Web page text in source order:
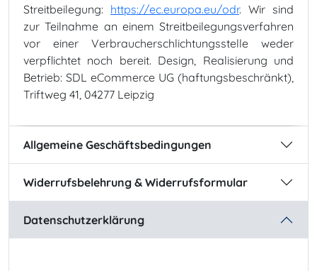
Streitbeilegung: https://ec.europa.eu/odr. Wir sind
zur Teilnahme an einem Streitbeilegungsverfahren
vor einer Verbraucherschlichtungsstelle weder
verpflichtet noch bereit. Design, Realisierung und
Betrieb: SDL eCommerce UG (haftungsbeschränkt),
Triftweg 41, 04277 Leipzig
Allgemeine Geschäftsbedingungen
Widerrufsbelehrung & Widerrufsformular
Datenschutzerklärung